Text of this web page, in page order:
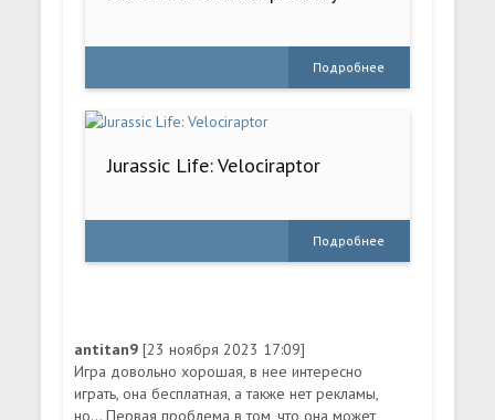
Подробнее
Jurassic Life: Velociraptor
Подробнее
antitan9[23 ноября 2023 17:09]
Игра довольно хорошая, в нее интересно
играть, она бесплатная, а также нет рекламы,
но... Первая проблема в том, что она может